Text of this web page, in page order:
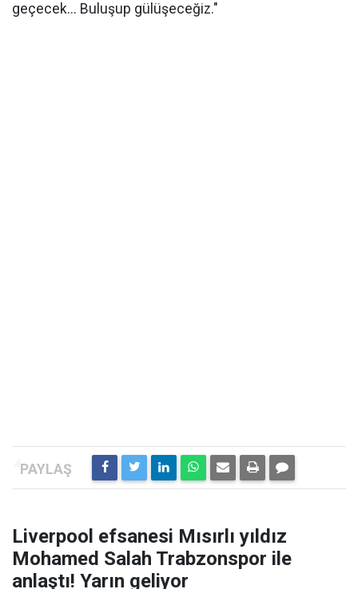
geçecek... Buluşup gülüşeceğiz."
Liverpool efsanesi Mısırlı yıldız
Mohamed Salah Trabzonspor ile
anlaştı! Yarın geliyor